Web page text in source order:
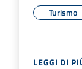
Turismo
LEGGI DI